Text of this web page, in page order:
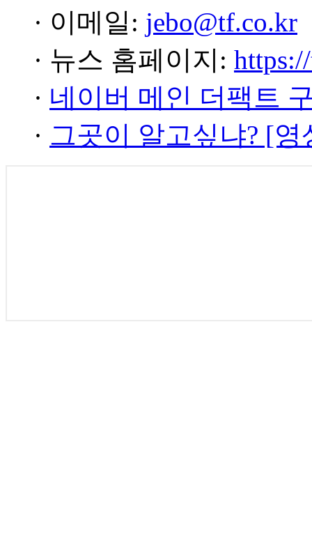
· 이메일: jebo@tf.co.kr
· 뉴스 홈페이지:
· 네이버 메인 더팩트
· 그곳이 알고싶냐? [